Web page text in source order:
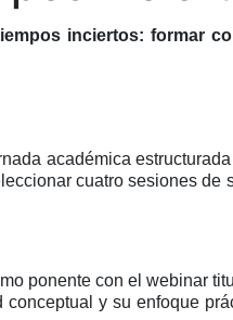
inciertos: formar
académica
cuatro sesiones de
ponente con el webinar
y su enfoque